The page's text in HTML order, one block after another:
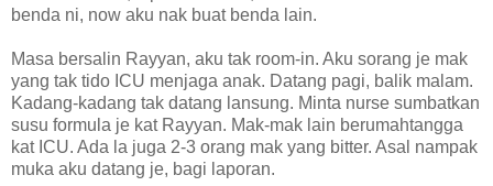
benda ni, now aku nak buat benda lain.
Masa bersalin Rayyan, aku tak room-in. Aku sorang je mak
yang tak tido ICU menjaga anak. Datang pagi, balik malam.
Kadang-kadang tak datang lansung. Minta nurse sumbatkan
susu formula je kat Rayyan. Mak-mak lain berumahtangga
kat ICU. Ada la juga 2-3 orang mak yang bitter. Asal nampak
muka aku datang je, bagi laporan.